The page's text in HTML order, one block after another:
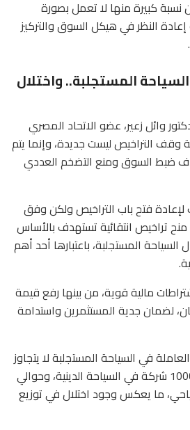
أن نسبة كبيرة منها لا تعمل بصورة
النظر في هيكل السوق والتركيز
في السياحة المستجلبة.. واختلال
وائل زعير، عضو الاتحاد المصري
وقف التراخيص ليست جديدة، وإنما يتم
ضبط السوق ومنع التضخم العددي
فتح باب التراخيص ولكن وفق
تراخيص انتقائية تستهدف بالأساس
المستجلبة، باعتبارها أحد أهم
مالية قوية، من بينها رفع قيمة
لضمان جدية المستثمرين واستدامة
في السياحة المستجلبة لا يتجاوز
300 شركة، مقارنة بنحو 1000 شركة في السياحة الدينية، وحوالي
ما يعكس وجود اختلال في توزيع